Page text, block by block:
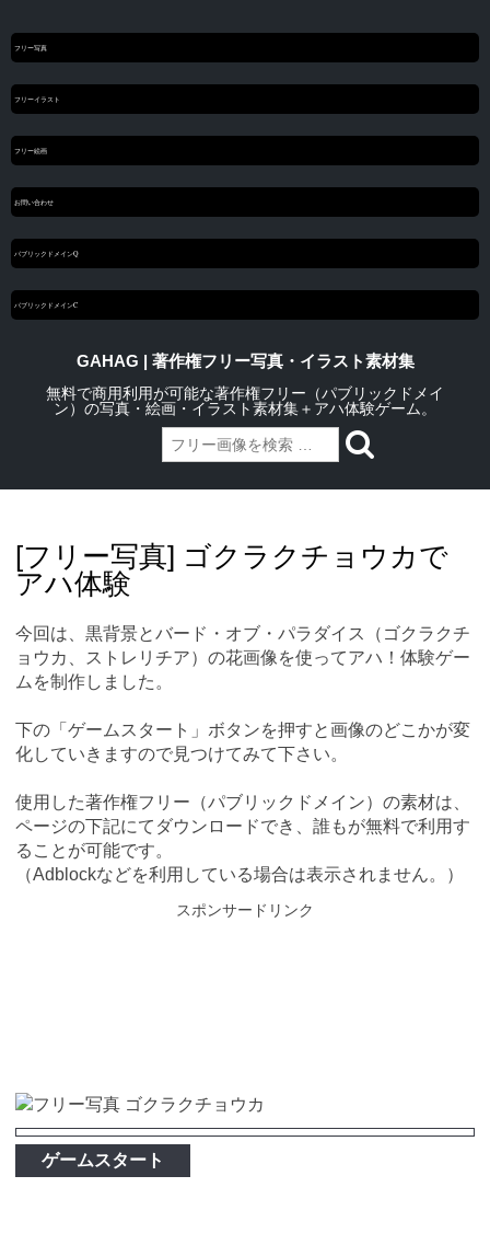
フリー写真
フリーイラスト
フリー絵画
お問い合わせ
パブリックドメインQ
パブリックドメインC
GAHAG | 著作権フリー写真・イラスト素材集
無料で商用利用が可能な著作権フリー（パブリックドメイ
ン）の写真・絵画・イラスト素材集＋アハ体験ゲーム。
content[フリー写真] ゴクラクチョウカで
アハ体験
今回は、黒背景とバード・オブ・パラダイス（ゴクラクチ
ョウカ、ストレリチア）の花画像を使ってアハ！体験ゲー
ムを制作しました。
下の「ゲームスタート」ボタンを押すと画像のどこかが変
化していきますので見つけてみて下さい。
使用した著作権フリー（パブリックドメイン）の素材は、
ページの下記にてダウンロードでき、誰もが無料で利用す
ることが可能です。
（Adblockなどを利用している場合は表示されません。）
スポンサードリンク
ゲームスタート